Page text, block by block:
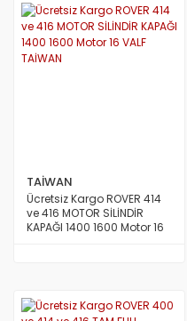
TAİWAN
Ücretsiz Kargo ROVER 414
ve 416 MOTOR SİLİNDİR
KAPAĞI 1400 1600 Motor 16